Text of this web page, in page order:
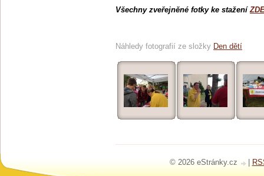
Všechny zveřejněné fotky ke stažení
Náhledy fotografií ze složky Den dětí
© 2026 eStránky.cz